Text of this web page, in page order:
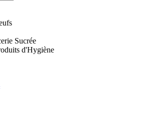
Sucrée
d'Hygiène